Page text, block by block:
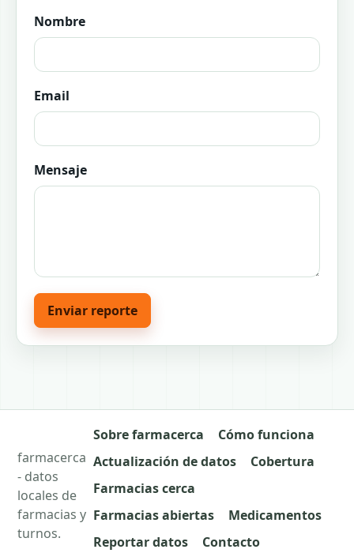
Nombre
Email
Mensaje
Enviar reporte
farmacerca
- datos
locales de
farmacias y
turnos.
Sobre farmacerca
Cómo funciona
Actualización de datos
Cobertura
Farmacias cerca
Farmacias abiertas
Medicamentos
Reportar datos
Contacto